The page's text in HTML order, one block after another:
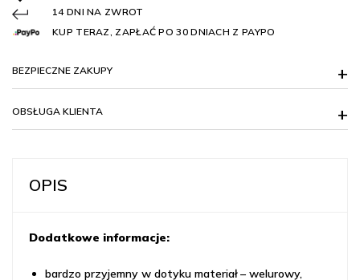
14 DNI NA ZWROT
KUP TERAZ, ZAPŁAĆ PO 30 DNIACH Z PAYPO
BEZPIECZNE ZAKUPY
OBSŁUGA KLIENTA
OPIS
Dodatkowe informacje:
bardzo przyjemny w dotyku materiał – welurowy,